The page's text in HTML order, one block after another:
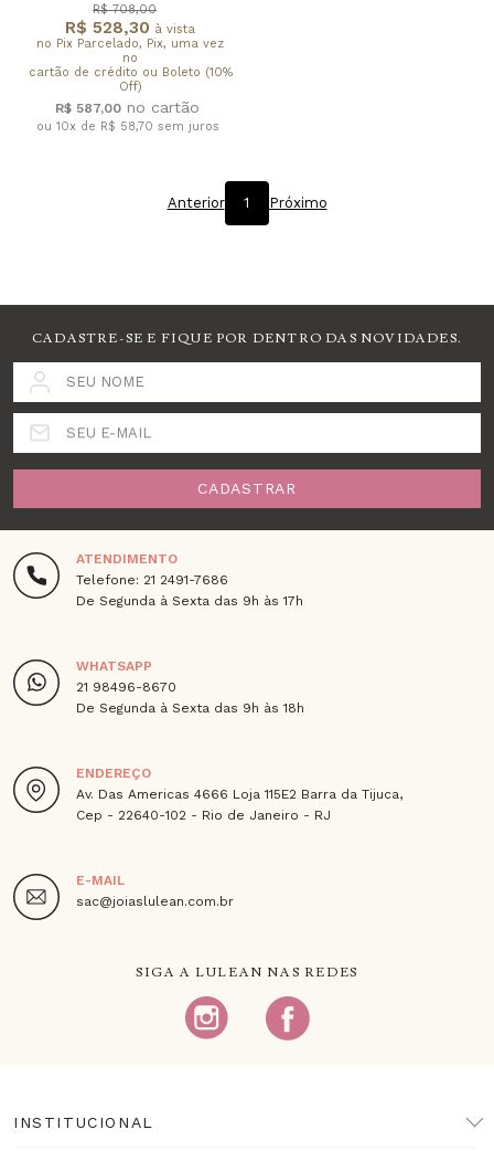
R$ 528,30 à vista
no Pix Parcelado, Pix, uma vez
no
cartão de crédito ou Boleto (10%
Off)
R$ 708,00
R$ 587,00
ou 10x de R$ 58,70 sem juros
Anterior 1 Próximo
CADASTRE-SE E FIQUE POR DENTRO DAS NOVIDADES.
SEU NOME
SEU E-MAIL
CADASTRAR
ATENDIMENTO
Telefone: 21 2491-7686
De Segunda à Sexta das 9h às 17h
WHATSAPP
21 98496-8670
De Segunda à Sexta das 9h às 18h
ENDEREÇO
Av. Das Americas 4666 Loja 115E2 Barra da Tijuca,
Cep - 22640-102 - Rio de Janeiro - RJ
E-MAIL
sac@joiaslulean.com.br
SIGA A LULEAN NAS REDES
INSTITUCIONAL